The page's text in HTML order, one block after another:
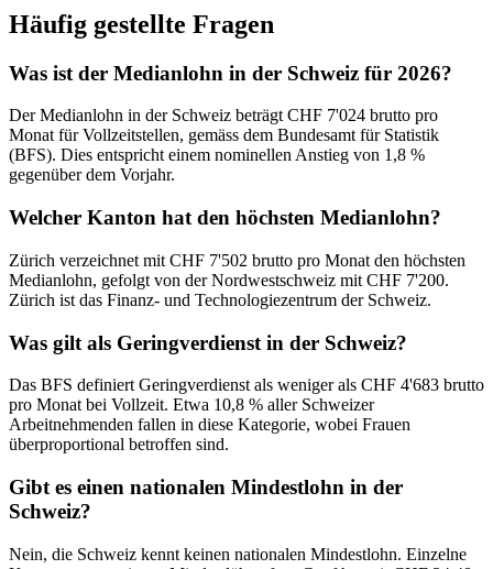
Häufig gestellte Fragen
Was ist der Medianlohn in der Schweiz für 2026?
Der Medianlohn in der Schweiz beträgt CHF 7'024 brutto pro
Monat für Vollzeitstellen, gemäss dem Bundesamt für Statistik
(BFS). Dies entspricht einem nominellen Anstieg von 1,8 %
gegenüber dem Vorjahr.
Welcher Kanton hat den höchsten Medianlohn?
Zürich verzeichnet mit CHF 7'502 brutto pro Monat den höchsten
Medianlohn, gefolgt von der Nordwestschweiz mit CHF 7'200.
Zürich ist das Finanz- und Technologiezentrum der Schweiz.
Was gilt als Geringverdienst in der Schweiz?
Das BFS definiert Geringverdienst als weniger als CHF 4'683 brutto
pro Monat bei Vollzeit. Etwa 10,8 % aller Schweizer
Arbeitnehmenden fallen in diese Kategorie, wobei Frauen
überproportional betroffen sind.
Gibt es einen nationalen Mindestlohn in der
Schweiz?
Nein, die Schweiz kennt keinen nationalen Mindestlohn. Einzelne